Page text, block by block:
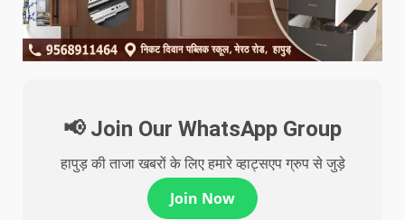
📢 Join Our WhatsApp Group
हापुड़ की ताजा खबरों के लिए हमारे व्हाट्सएप ग्रुप से जुड़े
Join Now